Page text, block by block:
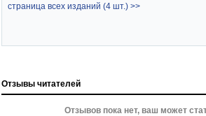
страница всех изданий (4 шт.) >>
Отзывы читателей
Отзывов пока нет, ваш может